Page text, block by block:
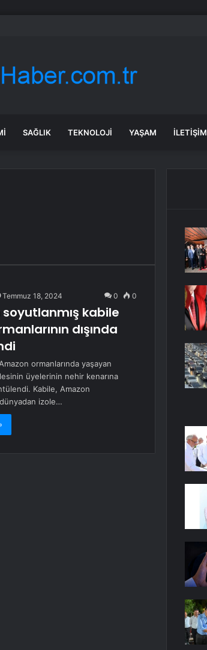
SAĞLIK TEKNOLOJI YAŞAM İLETIŞIM
Temmuz 18, 2024 0 0
kabile
dışında
ormanlarında yaşayan
üyelerinin nehir kenarına
Kabile, Amazon
dünyadan izole…